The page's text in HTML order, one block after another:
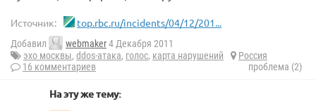
Источник: top.rbc.ru/incidents/04/12/201...
Добавил webmaker4 Декабря 2011
эхо москвы, ddos-атака, голос, карта нарушений
Россия
16 комментариев
проблема (2)
На эту же тему: